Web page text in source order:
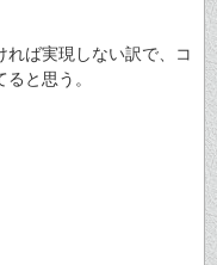
ば実現しない訳で、コ
と思う。